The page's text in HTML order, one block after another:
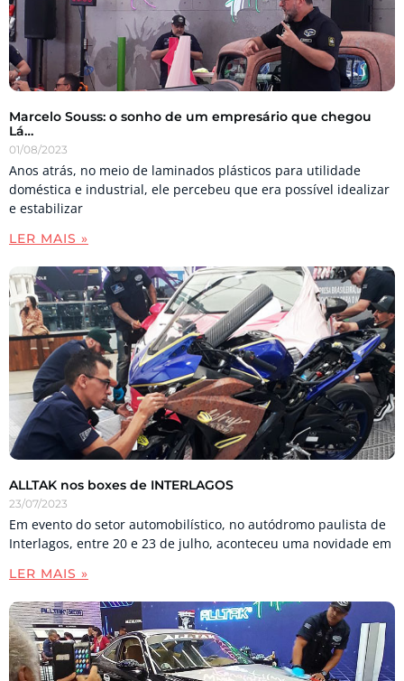
Marcelo Souss: o sonho de um empresário que chegou
Lá…
01/08/2023
Anos atrás, no meio de laminados plásticos para utilidade
doméstica e industrial, ele percebeu que era possível idealizar
e estabilizar
LER MAIS »
ALLTAK nos boxes de INTERLAGOS
23/07/2023
Em evento do setor automobilístico, no autódromo paulista de
Interlagos, entre 20 e 23 de julho, aconteceu uma novidade em
LER MAIS »